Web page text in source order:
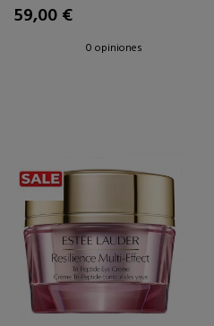
59,00 €
0 opiniones